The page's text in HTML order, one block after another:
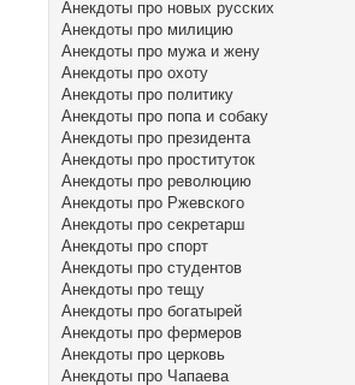
Анекдоты про новых русских
Анекдоты про милицию
Анекдоты про мужа и жену
Анекдоты про охоту
Анекдоты про политику
Анекдоты про попа и собаку
Анекдоты про президента
Анекдоты про проституток
Анекдоты про революцию
Анекдоты про Ржевского
Анекдоты про секретарш
Анекдоты про спорт
Анекдоты про студентов
Анекдоты про тещу
Анекдоты про богатырей
Анекдоты про фермеров
Анекдоты про церковь
Анекдоты про Чапаева